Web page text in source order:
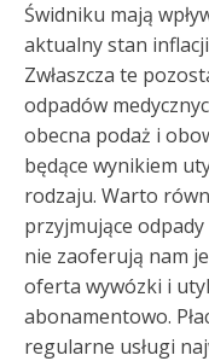
Świdniku mają
aktualny stan
Zwłaszcza te
odpadów
obecna podaż i
będące wynikiem
rodzaju. Warto
przyjmujące
nie zaoferują nam
oferta wywózki i
abonamentowo.
regularne usługi